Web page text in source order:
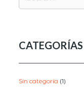
CATEGORÍAS
Sin categoría (1)